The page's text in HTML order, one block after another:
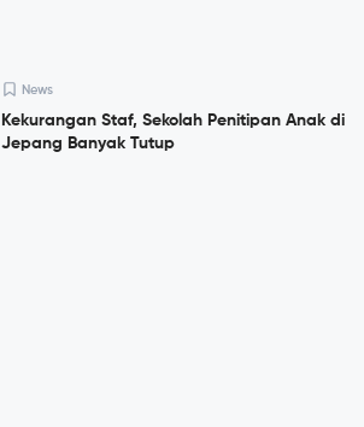
News
Kekurangan Staf, Sekolah Penitipan Anak di
Jepang Banyak Tutup